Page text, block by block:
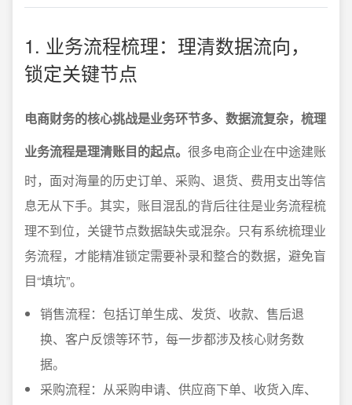
1. 业务流程梳理：理清数据流向，
锁定关键节点
电商财务的核心挑战是业务环节多、数据流复杂，梳理
业务流程是理清账目的起点。 很多电商企业在中途建账
时，面对海量的历史订单、采购、退货、费用支出等信
息无从下手。其实，账目混乱的背后往往是业务流程梳
理不到位，关键节点数据缺失或混杂。只有系统梳理业
务流程，才能精准锁定需要补录和整合的数据，避免盲
目“填坑”。
销售流程：包括订单生成、发货、收款、售后退
换、客户反馈等环节，每一步都涉及核心财务数
据。
采购流程：从采购申请、供应商下单、收货入库、